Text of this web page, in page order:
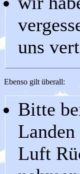
uns
Ebenso gilt überall:
Bitte
Luft